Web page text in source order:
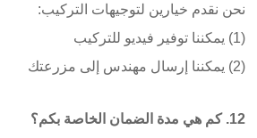
نحن نقدم خيارين لتوجيهات التركيب:
(1) يمكننا توفير فيديو للتركيب
(2) يمكننا إرسال مهندس إلى مزرعتك
12. كم هي مدة الضمان الخاصة بكم؟